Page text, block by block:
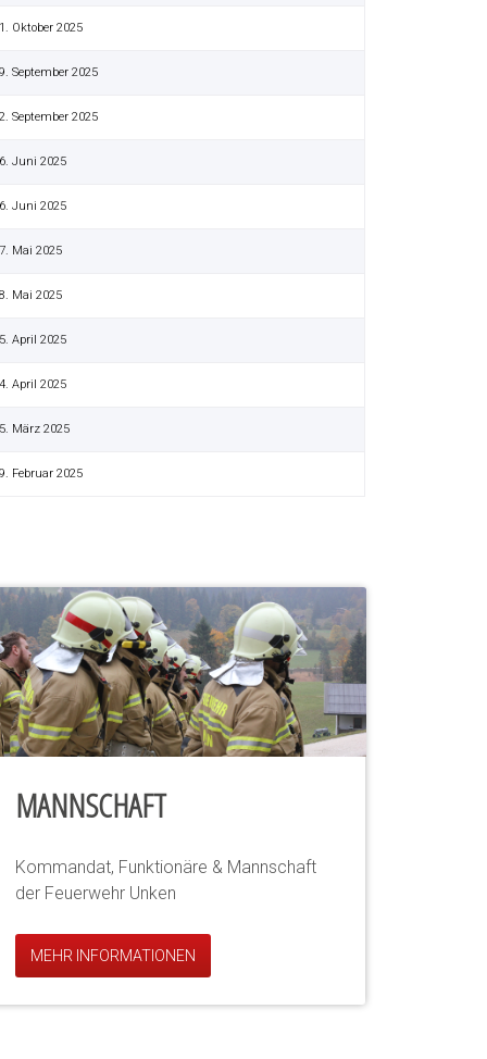
Oktober 2025
September 2025
September 2025
Juni 2025
Juni 2025
Mai 2025
Mai 2025
April 2025
April 2025
März 2025
Februar 2025
MANNSCHAFT
Kommandat, Funktionäre & Mannschaft
der Feuerwehr Unken
MEHR INFORMATIONEN